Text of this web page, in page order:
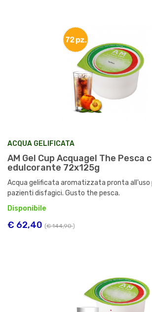
ACQUA GELIFICATA
AM Gel Cup Acquagel The Pesca
edulcorante 72x125g
Acqua gelificata aromatizzata pronta all'uso
pazienti disfagici. Gusto the pesca.
Disponibile
€ 62,40 (€ 144,90)